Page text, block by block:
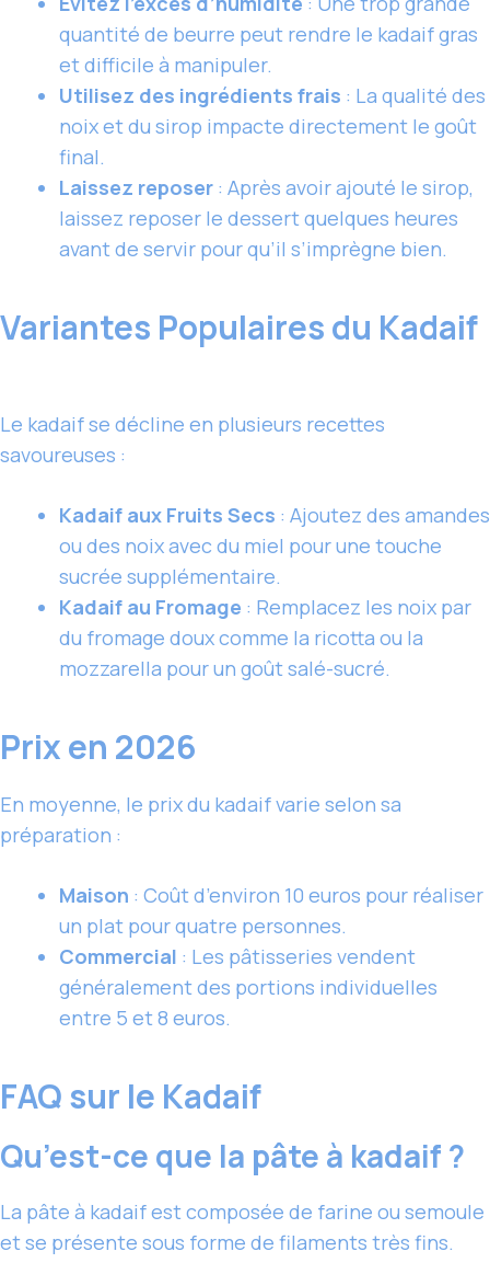
quantité de beurre peut rendre le kadaif gras
et difficile à manipuler.
Utilisez des ingrédients frais : La qualité des
noix et du sirop impacte directement le goût
final.
Laissez reposer : Après avoir ajouté le sirop,
laissez reposer le dessert quelques heures
avant de servir pour qu’il s’imprègne bien.
Variantes Populaires du Kadaif
Le kadaif se décline en plusieurs recettes
savoureuses :
Kadaif aux Fruits Secs : Ajoutez des amandes
ou des noix avec du miel pour une touche
sucrée supplémentaire.
Kadaif au Fromage : Remplacez les noix par
du fromage doux comme la ricotta ou la
mozzarella pour un goût salé-sucré.
Prix en 2026
En moyenne, le prix du kadaif varie selon sa
préparation :
Maison : Coût d’environ 10 euros pour réaliser
un plat pour quatre personnes.
Commercial : Les pâtisseries vendent
généralement des portions individuelles
entre 5 et 8 euros.
FAQ sur le Kadaif
Qu’est-ce que la pâte à kadaif ?
La pâte à kadaif est composée de farine ou semoule
et se présente sous forme de filaments très fins.